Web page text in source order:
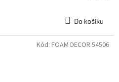
Do košíku
Kód: FOAM DECOR 54506